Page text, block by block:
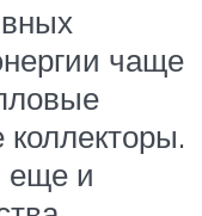
чаще
еще и